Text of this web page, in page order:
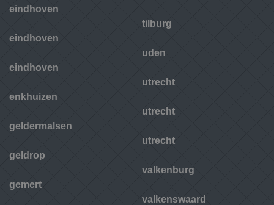
eindhoven
eindhoven
eindhoven
enkhuizen
geldermalsen
geldrop
gemert
tilburg
uden
utrecht
utrecht
utrecht
valkenburg
valkenswaard